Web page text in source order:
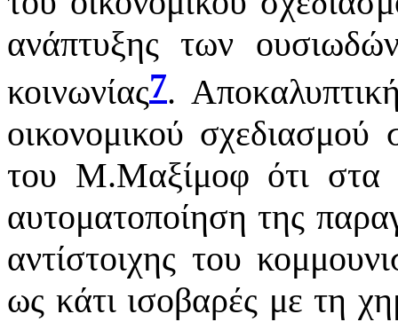
ανάπτυξης των
κοινωνίας7.
οικονομικού
του Μ.Μαξίμοφ ότι στα
αυτοματοποίηση της
αντίστοιχης του
ως κάτι ισοβαρές με τη